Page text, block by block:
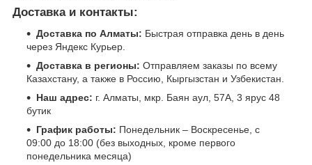
Доставка и контакты:
Доставка по Алматы: Быстрая отправка день в день
через Яндекс Курьер.
Доставка в регионы: Отправляем заказы по всему
Казахстану, а также в Россию, Кыргызстан и Узбекистан.
Наш адрес: г. Алматы, мкр. Баян аул, 57А, 3 ярус 48
бутик
График работы: Понедельник – Воскресенье, с
09:00 до 18:00 (без выходных, кроме первого
понедельника месяца)